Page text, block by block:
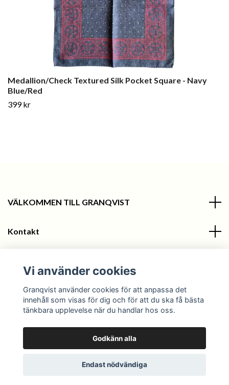
Medallion/Check Textured Silk Pocket Square - Navy
Blue/Red
399 kr
VÄLKOMMEN TILL GRANQVIST
Kontakt
Sociala medier
© 2026 Granqvist
Vi använder cookies
Granqvist använder cookies för att anpassa det
innehåll som visas för dig och för att du ska få bästa
tänkbara upplevelse när du handlar hos oss.
Godkänn alla
Endast nödvändiga